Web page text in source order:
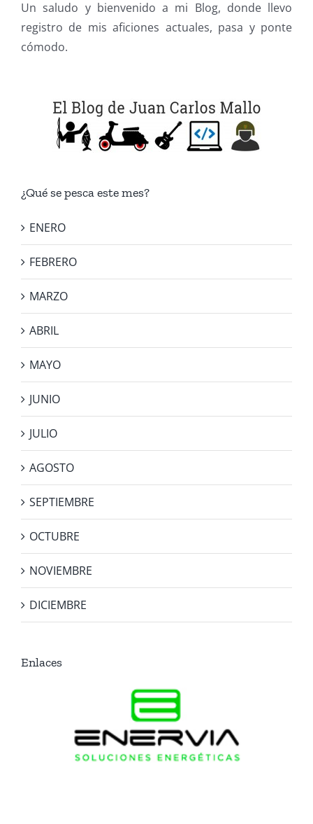
Un saludo y bienvenido a mi Blog, donde llevo
registro de mis aficiones actuales, pasa y ponte
cómodo.
¿Qué se pesca este mes?
ENERO
FEBRERO
MARZO
ABRIL
MAYO
JUNIO
JULIO
AGOSTO
SEPTIEMBRE
OCTUBRE
NOVIEMBRE
DICIEMBRE
Enlaces